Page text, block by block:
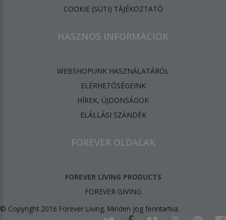
​COOKIE (SÜTI) TÁJÉKOZTATÓ
HASZNOS INFORMÁCIÓK
WEBSHOPUNK HASZNÁLATÁRÓL
ELÉRHETŐSÉGEINK
HÍREK, ÚJDONSÁGOK
ELÁLLÁSI SZÁNDÉK
FOREVER OLDALAK
FOREVER LIVING PRODUCTS
FOREVER GIVING
© Copyright 2016 Forever Living. Minden jog fenntartva.